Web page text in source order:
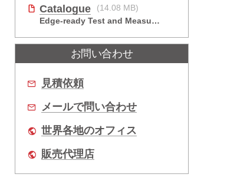
Catalogue
(14.08 MB)
Edge-ready Test and Measurement Solutions
お問い合わせ
見積依頼
メールで問い合わせ
世界各地のオフィス
販売代理店